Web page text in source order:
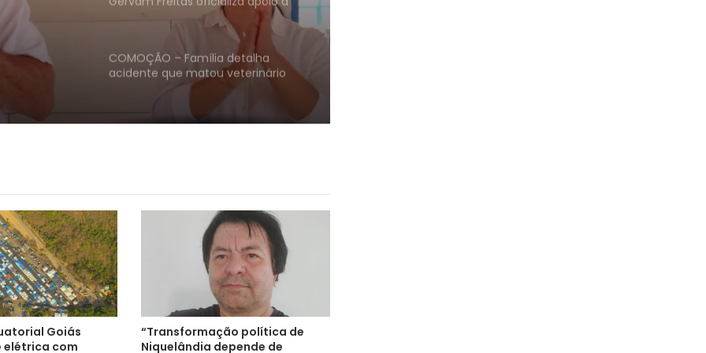
de
nos
Lissauer Vieira após rompimento
com prefeito em Niquelândia
COMOÇÃO – Família detalha
acidente que matou veterinário
após queda de cavalo no Parque
estuprou e esfaqueou moça de 20
anos morre em confronto com a
PM em Niquelândia
CONFERÊNCIA MUNICIPAL DE SAÚDE –
População, profissionais e gestores
debatem propostas para fortalecer
o SUS em Niquelândia
FOI DADA A LARGADA – Competição
Goiás
elétrica com
“Transformação política de
Niquelândia depende de